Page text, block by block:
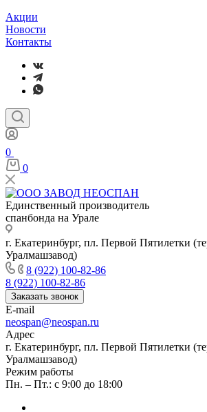
Акции
Новости
Контакты
0
0
Единственный производитель
спанбонда на Урале
г. Екатеринбург, пл. Первой Пятилетки
Уралмашзавод)
8 (922) 100-82-86
8 (922) 100-82-86
Заказать звонок
E-mail
neospan@neospan.ru
Адрес
г. Екатеринбург, пл. Первой Пятилетки
Уралмашзавод)
Режим работы
Пн. – Пт.: с 9:00 до 18:00